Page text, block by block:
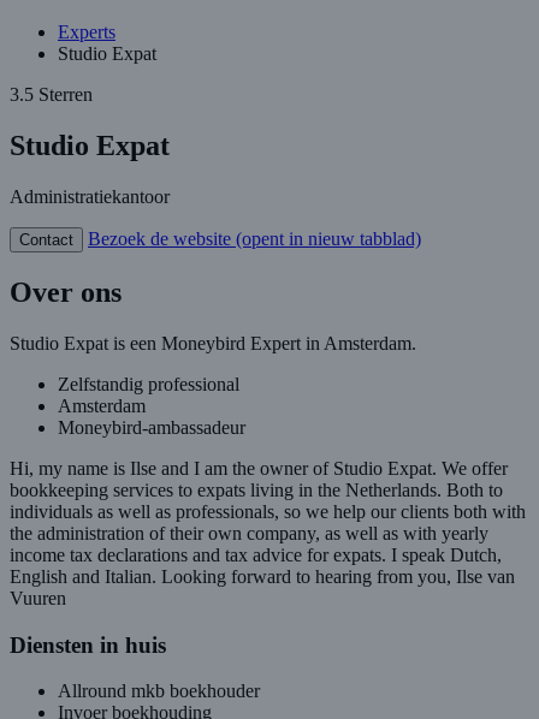
Experts
Studio Expat
3.5 Sterren
Studio Expat
Administratiekantoor
Contact Bezoek de website (opent in nieuw tabblad)
Over ons
Studio Expat is een Moneybird Expert in Amsterdam.
Zelfstandig professional
Amsterdam
Moneybird-ambassadeur
Hi, my name is Ilse and I am the owner of Studio Expat. We offer
bookkeeping services to expats living in the Netherlands. Both to
individuals as well as professionals, so we help our clients both with
the administration of their own company, as well as with yearly
income tax declarations and tax advice for expats. I speak Dutch,
English and Italian. Looking forward to hearing from you, Ilse van
Vuuren
Diensten in huis
Allround mkb boekhouder
Invoer boekhouding